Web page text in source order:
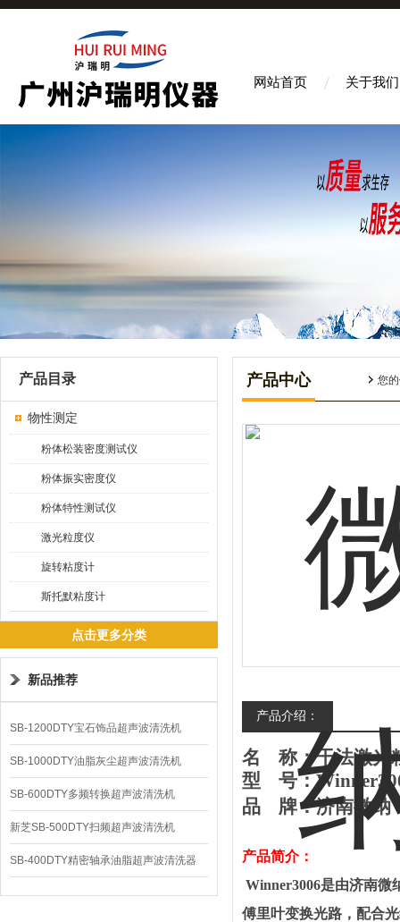
网站首页 关于我们
产品目录
物性测定
粉体松装密度测试仪
粉体振实密度仪
粉体特性测试仪
激光粒度仪
旋转粘度计
斯托默粘度计
点击更多分类
新品推荐
SB-1200DTY宝石饰品超声波清洗机
SB-1000DTY油脂灰尘超声波清洗机
SB-600DTY多频转换超声波清洗机
新芝SB-500DTY扫频超声波清洗机
SB-400DTY精密轴承油脂超声波清洗器
产品中心 您
产品介绍：
名 称：干法激光
型
号：Winner3 0
品
牌：济南微纳
产品简介：
Winner3006是由济南微
傅里叶变换光路，配合